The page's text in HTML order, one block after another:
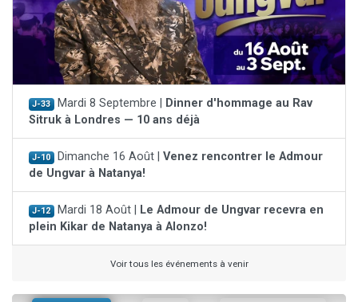
J-33 Mardi 8 Septembre |
Dinner d'hommage au Rav
Sitruk à Londres — 10 ans déjà
J-10 Dimanche 16 Août | Venez rencontrer le Admour
de Ungvar à Natanya!
J-12 Mardi 18 Août |
Le Admour de Ungvar recevra en
plein Kikar de Natanya à Alonzo!
Voir tous les événements à venir